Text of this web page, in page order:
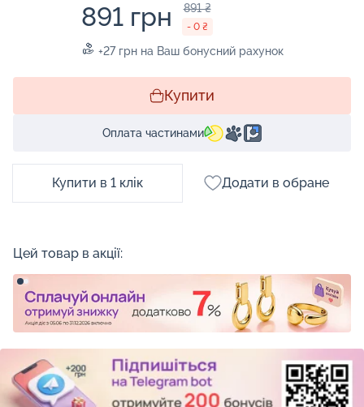
891 грн 891 ₴
- 0 ₴
+27 грн на Ваш бонусний рахунок
Купити
Оплата частинами
Купити в 1 клік Додати в обране
Цей товар в акції: